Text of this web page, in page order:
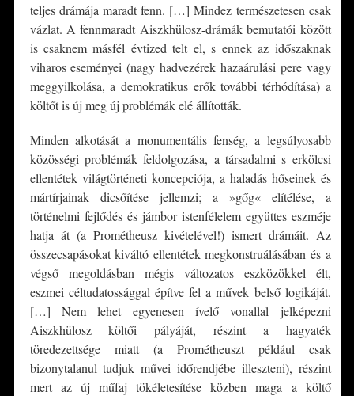
teljes drámája maradt fenn. […] Mindez természetesen csak
vázlat. A fennmaradt Aiszkhülosz-drámák bemutatói között
is csaknem másfél évtized telt el, s ennek az időszaknak
viharos eseményei (nagy hadvezérek hazaárulási pere vagy
meggyilkolása, a demokratikus erők további térhódítása) a
költőt is új meg új problémák elé állították.
Minden alkotását a monumentális fenség, a legsúlyosabb
közösségi problémák feldolgozása, a társadalmi s erkölcsi
ellentétek világtörténeti koncepciója, a haladás hőseinek és
mártírjainak dicsőítése jellemzi; a »gőg« elítélése, a
történelmi fejlődés és jámbor istenfélelem együttes eszméje
hatja át (a Prométheusz kivételével!) ismert drámáit. Az
összecsapásokat kiváltó ellentétek megkonstruálásában és a
végső megoldásban mégis változatos eszközökkel élt,
eszmei céltudatossággal építve fel a művek belső logikáját.
[…] Nem lehet egyenesen ívelő vonallal jelképezni
Aiszkhülosz költői pályáját, részint a hagyaték
töredezettsége miatt (a Prométheuszt például csak
bizonytalanul tudjuk művei időrendjébe illeszteni), részint
mert az új műfaj tökéletesítése közben maga a költő